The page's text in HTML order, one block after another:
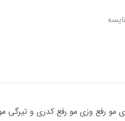
رفع وزی مو رفع کدری و تیرگی مو